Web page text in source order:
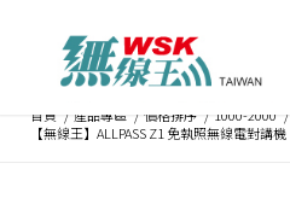
首頁 / 產品專區 / 價格排序 / 1000-2000 /
【無線王】ALLPASS Z1 免執照無線電對講機